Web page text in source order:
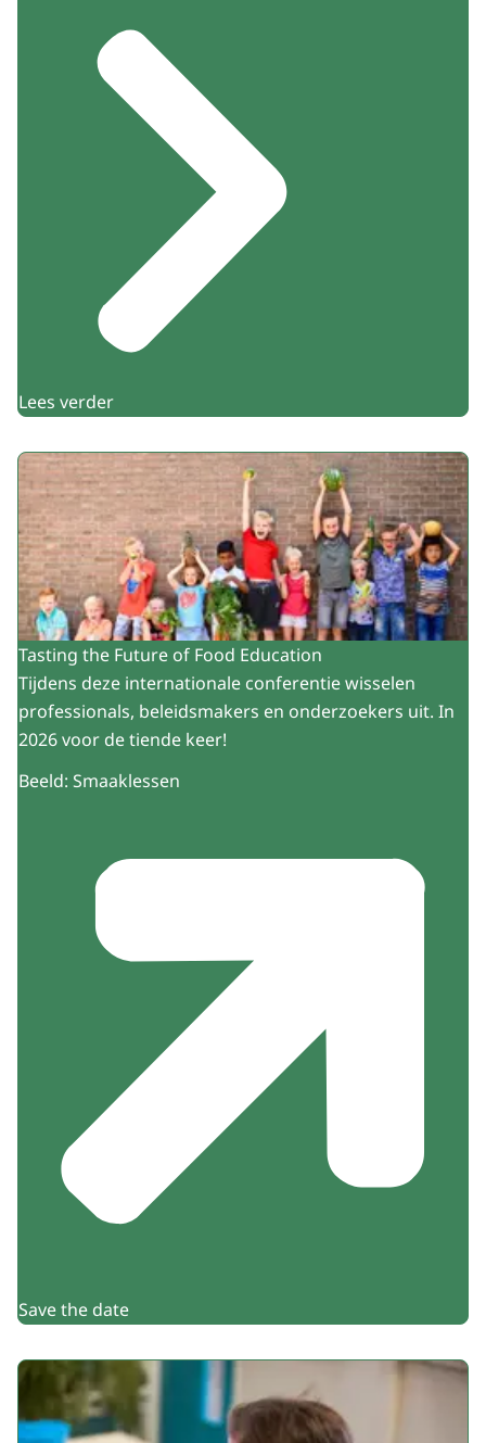
Lees verder
Tasting the Future of Food Education
Tijdens deze internationale conferentie​​​​​​​ ​wisselen
professionals, beleidsmakers en onderzoekers uit. In
2026 voor de tiende keer!
Beeld: Smaaklessen
Save the date